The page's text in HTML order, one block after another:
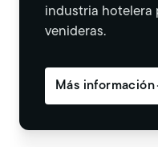
industria hotelera
venideras.
Más información